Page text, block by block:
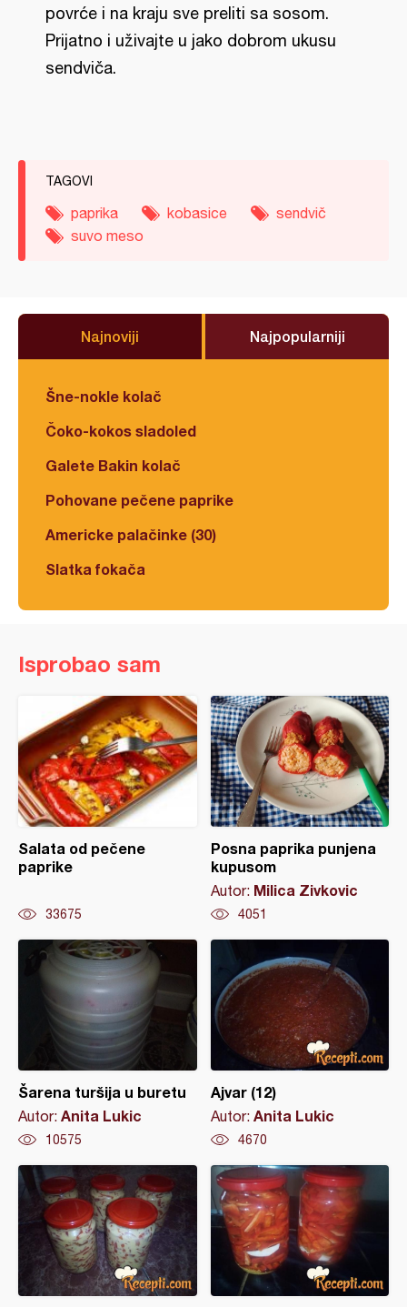
povrće i na kraju sve preliti sa sosom.
Prijatno i uživajte u jako dobrom ukusu
sendviča.
TAGOVI
paprika kobasice
sendvič
suvo meso
Najnoviji Najpopularniji
Šne-nokle kolač
Čoko-kokos sladoled
Galete Bakin kolač
Pohovane pečene paprike
Americke palačinke (30)
Slatka fokača
Isprobao sam
Salata od pečene
paprike
33675
Posna paprika punjena
kupusom
Autor: Milica Zivkovic
4051
Šarena turšija u buretu
Autor: Anita Lukic
10575
Ajvar (12)
Autor: Anita Lukic
4670